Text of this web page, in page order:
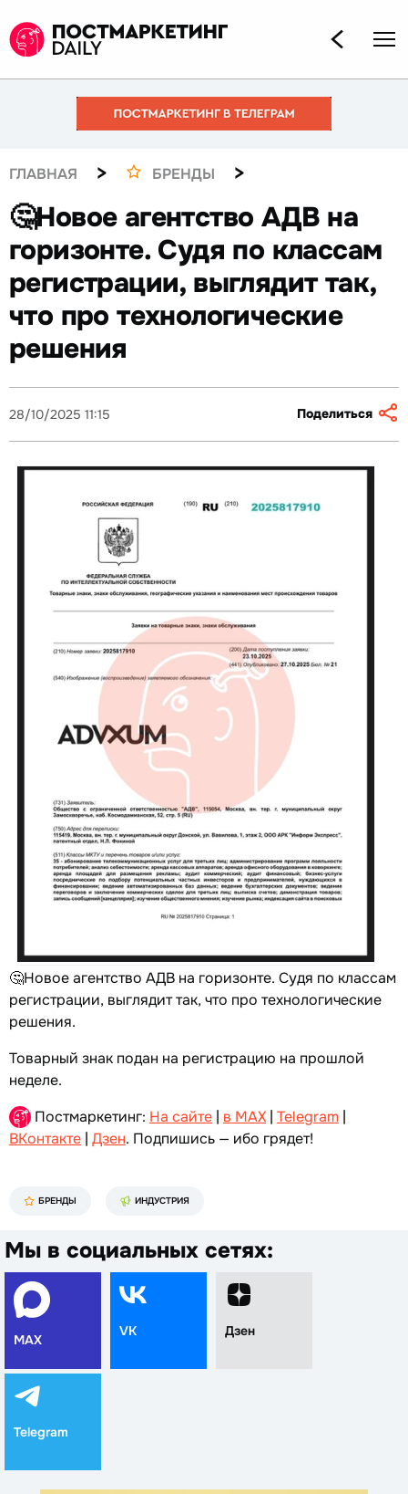
ГЛАВНАЯ > БРЕНДЫ >
🤔Новое агентство АДВ на
горизонте. Судя по классам
регистрации, выглядит так,
что про технологические
решения
28/10/2025 11:15 Поделиться
🤔Новое агентство АДВ на горизонте. Судя по классам
регистрации, выглядит так, что про технологические
решения.
Товарный знак подан на регистрацию на прошлой
неделе.
Постмаркетинг: На сайте | в MAX | Telegram |
ВКонтакте | Дзен. Подпишись — ибо грядет!
БРЕНДЫ ИНДУСТРИЯ
Мы в социальных сетях:
MAX
VK Дзен
Telegram